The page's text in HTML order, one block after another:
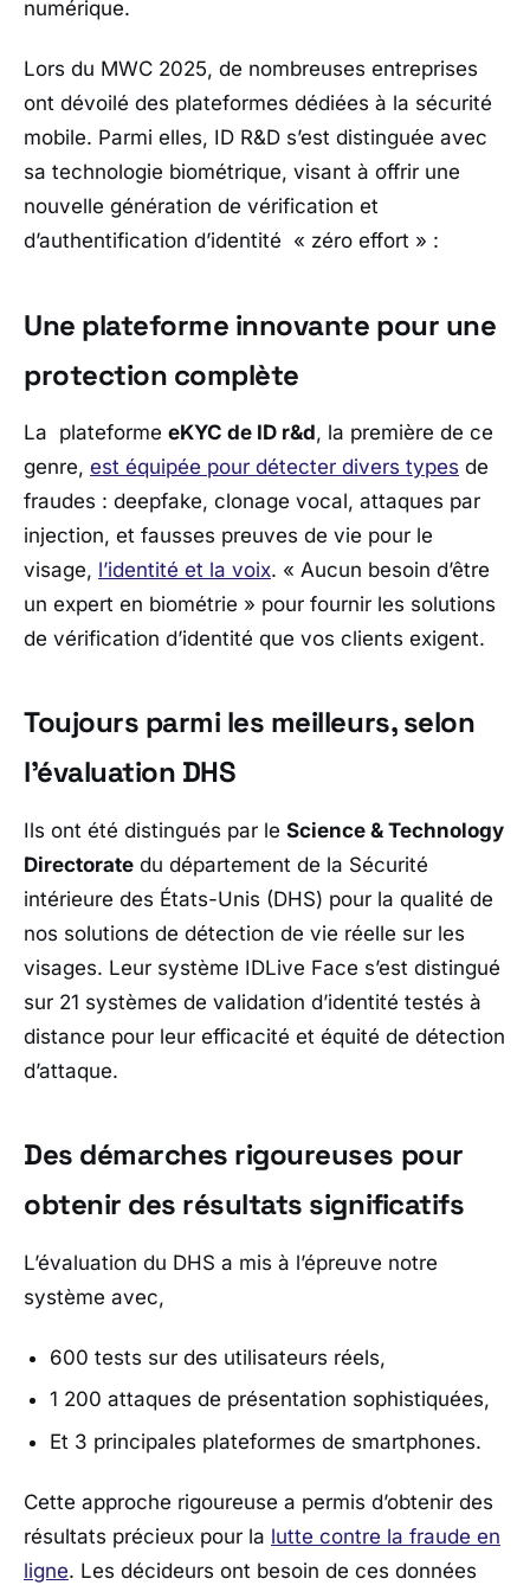
numérique.
Lors du MWC 2025, de nombreuses entreprises
ont dévoilé des plateformes dédiées à la sécurité
mobile. Parmi elles, ID R&D s’est distinguée avec
sa technologie biométrique, visant à offrir une
nouvelle génération de vérification et
d’authentification d’identité « zéro effort » :
Une plateforme innovante pour une
protection complète
La plateforme eKYC de ID r&d, la première de ce
genre, est équipée pour détecter divers types de
fraudes : deepfake, clonage vocal, attaques par
injection, et fausses preuves de vie pour le
visage, l’identité et la voix. « Aucun besoin d’être
un expert en biométrie » pour fournir les solutions
de vérification d’identité que vos clients exigent.
Toujours parmi les meilleurs, selon
l’évaluation DHS
Ils ont été distingués par le Science & Technology
Directorate du département de la Sécurité
intérieure des États-Unis (DHS) pour la qualité de
nos solutions de détection de vie réelle sur les
visages. Leur système IDLive Face s’est distingué
sur 21 systèmes de validation d’identité testés à
distance pour leur efficacité et équité de détection
d’attaque.
Des démarches rigoureuses pour
obtenir des résultats significatifs
L’évaluation du DHS a mis à l’épreuve notre
système avec,
600 tests sur des utilisateurs réels,
1 200 attaques de présentation sophistiquées,
Et 3 principales plateformes de smartphones.
Cette approche rigoureuse a permis d’obtenir des
résultats précieux pour la lutte contre la fraude en
ligne. Les décideurs ont besoin de ces données